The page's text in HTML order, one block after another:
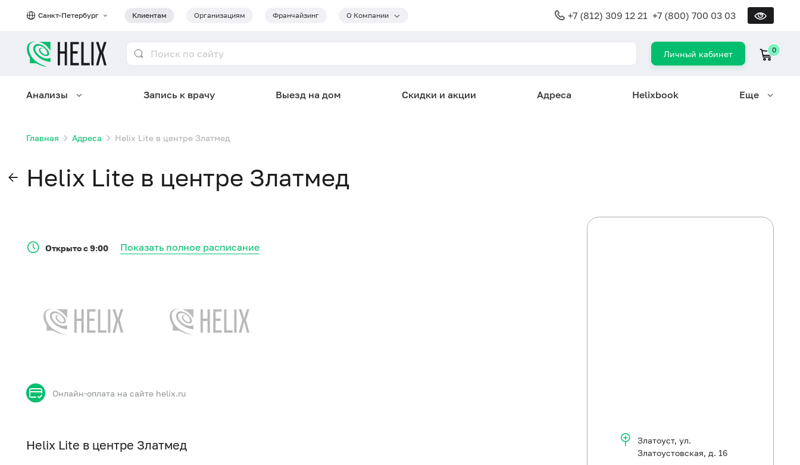
Санкт-Петербург Клиентам Организациям Франчайзинг О Компании +7 (812) 309 12 21 +7 (800) 700 03 03
Личный кабинет 0
Анализы Запись к врачу Выезд на дом Скидки и акции Адреса Helixbook Еще
Главная Адреса Helix Lite в центре Златмед
Helix Lite в центре Златмед
Открыто с 9:00 Показать полное расписание
Онлайн-оплата на сайте helix.ru
Helix Lite в центре Златмед Златоуст, ул.
Златоустовская, д. 16